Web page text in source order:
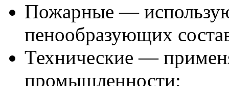
Пожарные —
пенообразующих
Технические —
промышленности;